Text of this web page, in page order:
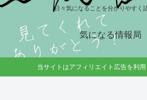
日々気になることを分かりやすく
気になる情報局
当サイトはアフィリエイト広告を利用